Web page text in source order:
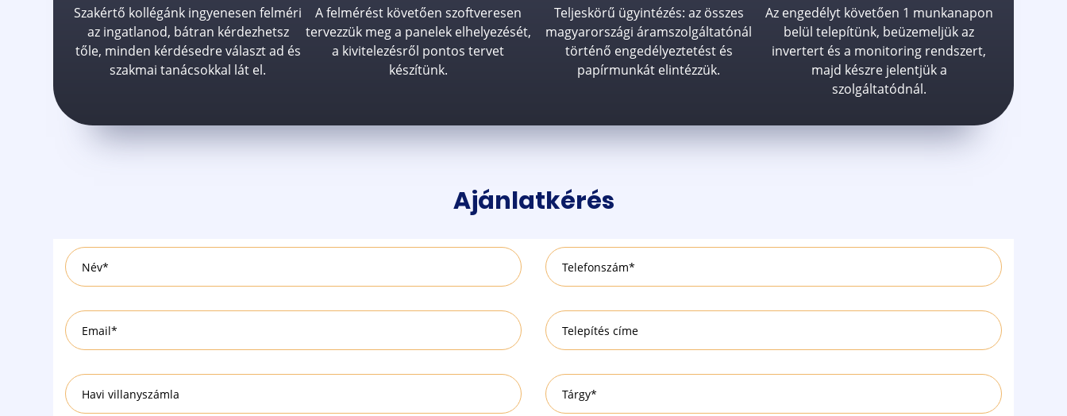
Szakértő kollégánk ingyenesen felméri
az ingatlanod, bátran kérdezhetsz
tőle, minden kérdésedre választ ad és
szakmai tanácsokkal lát el.
A felmérést követően szoftveresen
tervezzük meg a panelek elhelyezését,
a kivitelezésről pontos tervet
készítünk.
Teljeskörű ügyintézés: az összes
magyarországi áramszolgáltatónál
történő engedélyeztetést és
papírmunkát elintézzük.
Az engedélyt követően 1 munkanapon
belül telepítünk, beüzemeljük az
invertert és a monitoring rendszert,
majd készre jelentjük a
szolgáltatódnál.
Ajánlatkérés